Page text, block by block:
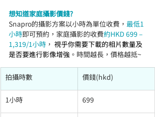
想知道家庭攝影價錢?
Snapro的攝影方案以小時為單位收費， 最低1
小時即可預約，家庭攝影的收費約HKD 699 –
1,319/1小時 ， 視乎你需要下載的相片數量及
是否要進行影像增強 。時間越長，價格越抵~
拍攝時數 價錢(hkd)
1小時 699